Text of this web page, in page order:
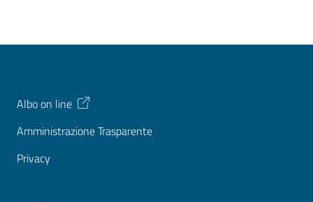
Albo on line
Amministrazione Trasparente
Privacy